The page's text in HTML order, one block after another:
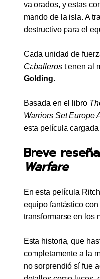
valorados, y estas
mando de la isla. A
destructivo para el
Cada unidad de
Caballeros tienen al
Golding.
Basada en el libro
Warriors Set Europe
esta película
Breve
Warfare
En esta película
equipo fantástico
transformarse en los
Esta historia, que
completamente a la
no sorprendió sí fue